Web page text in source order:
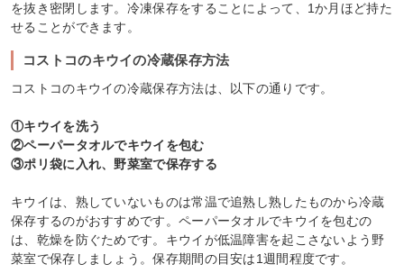
を抜き密閉します。冷凍保存をすることによって、1か月ほど持た
せることができます。
コストコのキウイの冷蔵保存方法
コストコのキウイの冷蔵保存方法は、以下の通りです。
①キウイを洗う
②ペーパータオルでキウイを包む
③ポリ袋に入れ、野菜室で保存する
キウイは、熟していないものは常温で追熟し熟したものから冷蔵
保存するのがおすすめです。ペーパータオルでキウイを包むの
は、乾燥を防ぐためです。キウイが低温障害を起こさないよう野
菜室で保存しましょう。保存期間の目安は1週間程度です。